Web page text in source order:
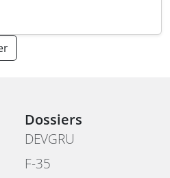
Dossiers
DEVGRU
F-35